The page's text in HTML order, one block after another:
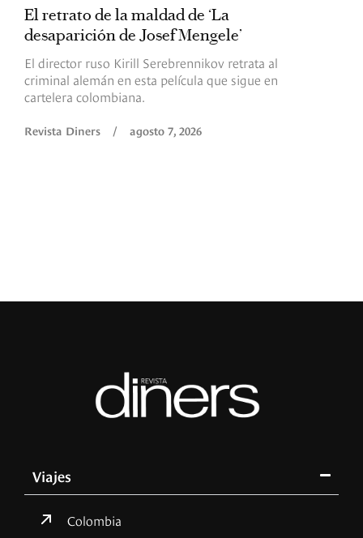
El retrato de la maldad de ‘La
desaparición de Josef Mengele’
El director ruso Kirill Serebrennikov retrata al
criminal alemán en esta película que sigue en
cartelera colombiana.
Revista Diners / agosto 7, 2026
Viajes
Colombia